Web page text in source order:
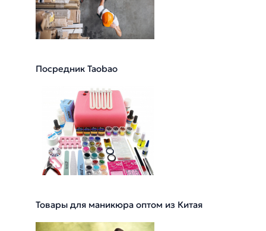
Посредник Taobao
Товары для маникюра оптом из Китая